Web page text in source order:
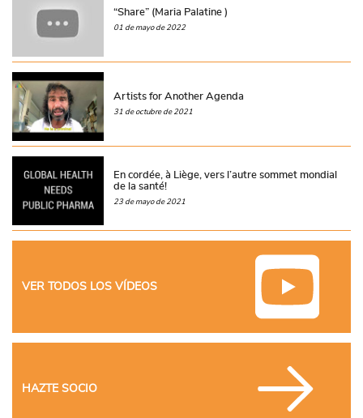
“Share” (Maria Palatine )
01 de mayo de 2022
Artists for Another Agenda
31 de octubre de 2021
En cordée, à Liège, vers l’autre sommet mondial
de la santé!
23 de mayo de 2021
VER TODOS LOS VÍDEOS
HAZTE SOCIO